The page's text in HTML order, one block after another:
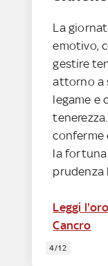
La
emotivo,
gestire
attorno a
legame e
conferme
la fortuna
prudenza
Leggi
Cancro
4/12